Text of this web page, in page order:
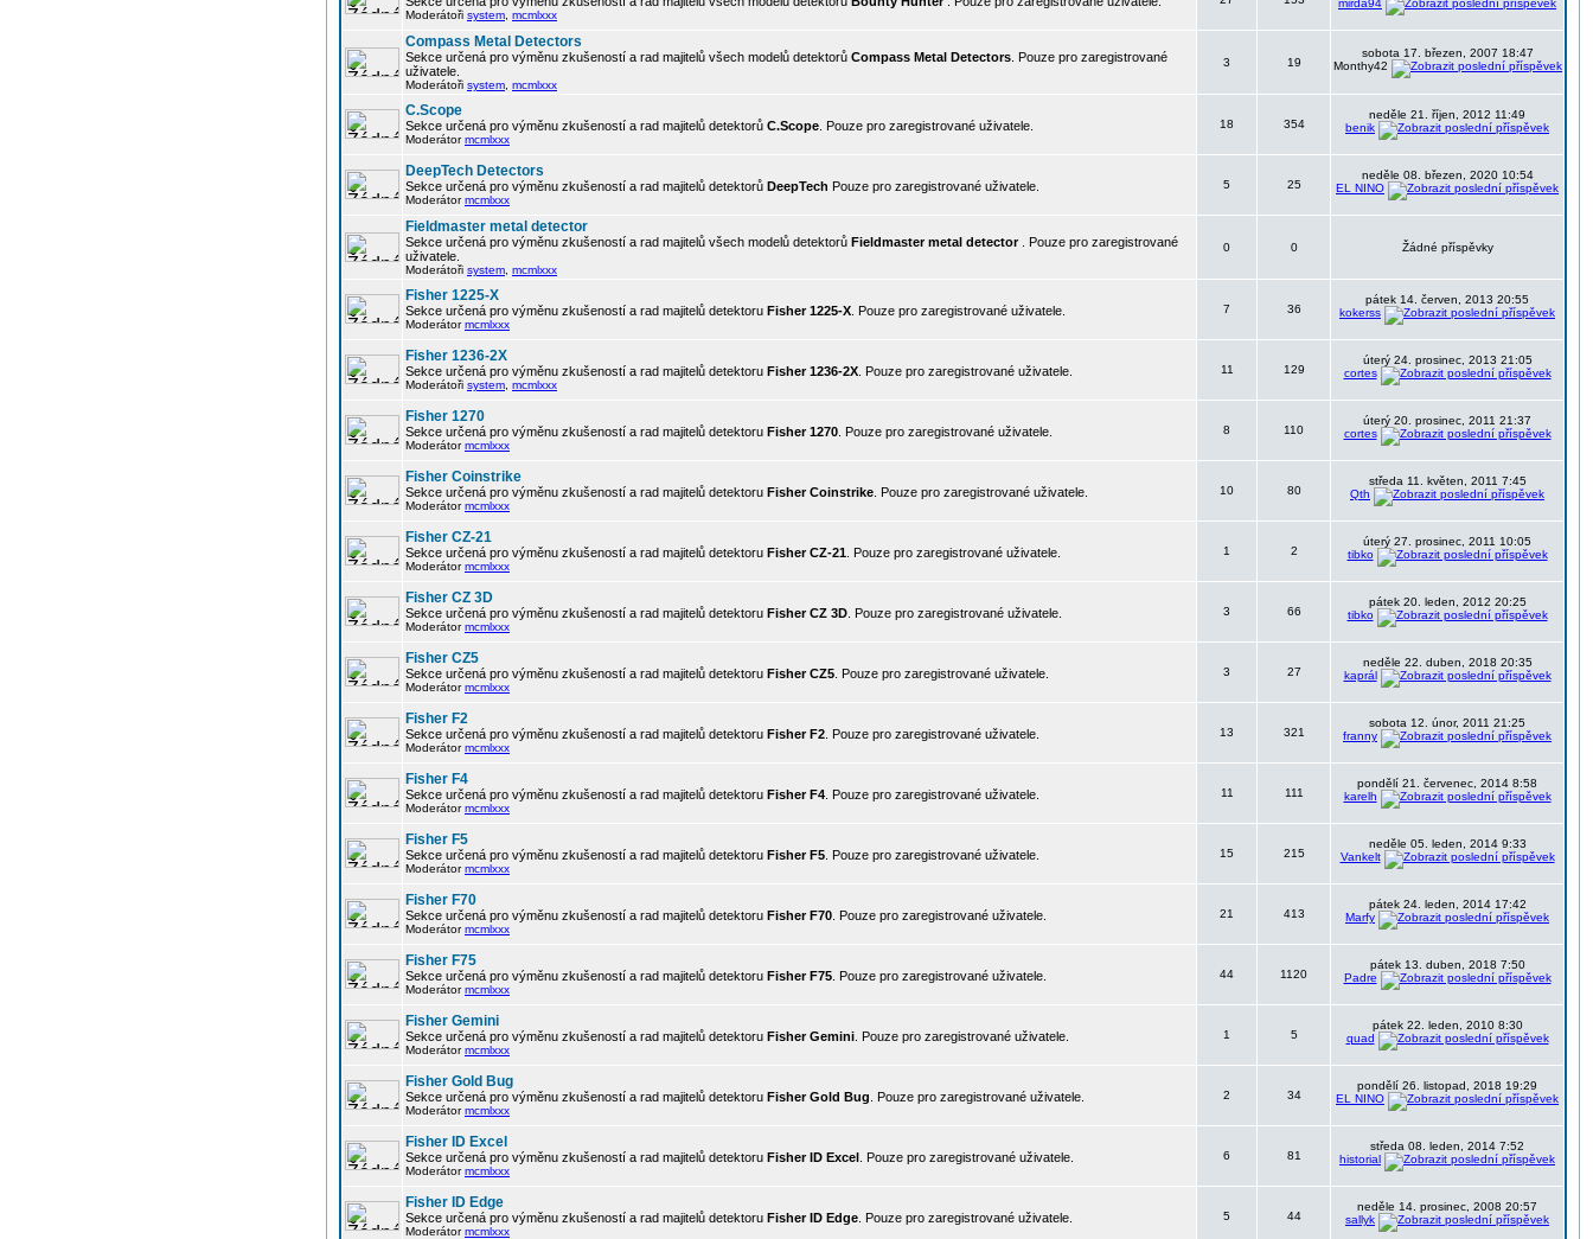
Moderátoři system mcmlxxx
mirda94
Compass Metal Detectors
Sekce určená pro výměnu zkušeností a rad majitelů všech modelů detektorů Compass Metal Detectors . Pouze pro zaregistrované
uživatele.
Moderátoři system mcmlxxx
3 19
sobota 17. březen, 2007 18:47
Monthy42
C.Scope
Sekce určená pro výměnu zkušeností a rad majitelů detektorů C.Scope . Pouze pro zaregistrované uživatele.
Moderátormcmlxxx
18 354
neděle 21. říjen, 2012 11:49
benik
DeepTech Detectors
Sekce určená pro výměnu zkušeností a rad majitelů detektorů DeepTech Pouze pro zaregistrované uživatele.
Moderátormcmlxxx
5 25
neděle 08. březen, 2020 10:54
EL NINO
Fieldmaster metal detector
Sekce určená pro výměnu zkušeností a rad majitelů všech modelů detektorů Fieldmaster metal detector. Pouze pro zaregistrované
uživatele.
Moderátoři system mcmlxxx
0 0 Žádné příspěvky
Fisher 1225-X
Sekce určená pro výměnu zkušeností a rad majitelů detektoru Fisher 1225-X . Pouze pro zaregistrované uživatele.
Moderátormcmlxxx
7 36
pátek 14. červen, 2013 20:55
kokerss
Fisher 1236-2X
Sekce určená pro výměnu zkušeností a rad majitelů detektoru Fisher 1236-2X . Pouze pro zaregistrované uživatele.
Moderátoři system mcmlxxx
11 129
úterý 24. prosinec, 2013 21:05
cortes
Fisher 1270
Sekce určená pro výměnu zkušeností a rad majitelů detektoru Fisher 1270 . Pouze pro zaregistrované uživatele.
Moderátormcmlxxx
8 110
úterý 20. prosinec, 2011 21:37
cortes
Fisher Coinstrike
Sekce určená pro výměnu zkušeností a rad majitelů detektoru Fisher Coinstrike . Pouze pro zaregistrované uživatele.
Moderátormcmlxxx
10 80
středa 11. květen, 2011 7:45
Qth
Fisher CZ-21
Sekce určená pro výměnu zkušeností a rad majitelů detektoru Fisher CZ-21 . Pouze pro zaregistrované uživatele.
Moderátormcmlxxx
1 2
úterý 27. prosinec, 2011 10:05
tibko
Fisher CZ 3D
Sekce určená pro výměnu zkušeností a rad majitelů detektoru Fisher CZ 3D . Pouze pro zaregistrované uživatele.
Moderátormcmlxxx
3 66
pátek 20. leden, 2012 20:25
tibko
Fisher CZ5
Sekce určená pro výměnu zkušeností a rad majitelů detektoru Fisher CZ5 . Pouze pro zaregistrované uživatele.
Moderátormcmlxxx
3 27
neděle 22. duben, 2018 20:35
kaprál
Fisher F2
Sekce určená pro výměnu zkušeností a rad majitelů detektoru Fisher F2 . Pouze pro zaregistrované uživatele.
Moderátormcmlxxx
13 321
sobota 12. únor, 2011 21:25
franny
Fisher F4
Sekce určená pro výměnu zkušeností a rad majitelů detektoru Fisher F4 . Pouze pro zaregistrované uživatele.
Moderátormcmlxxx
11 111
pondělí 21. červenec, 2014 8:58
karelh
Fisher F5
Sekce určená pro výměnu zkušeností a rad majitelů detektoru Fisher F5 . Pouze pro zaregistrované uživatele.
Moderátormcmlxxx
15 215
neděle 05. leden, 2014 9:33
Vankelt
Fisher F70
Sekce určená pro výměnu zkušeností a rad majitelů detektoru Fisher F70 . Pouze pro zaregistrované uživatele.
Moderátormcmlxxx
21 413
pátek 24. leden, 2014 17:42
Marfy
Fisher F75
Sekce určená pro výměnu zkušeností a rad majitelů detektoru Fisher F75 . Pouze pro zaregistrované uživatele.
Moderátormcmlxxx
44 1120
pátek 13. duben, 2018 7:50
Padre
Fisher Gemini
Sekce určená pro výměnu zkušeností a rad majitelů detektoru Fisher Gemini . Pouze pro zaregistrované uživatele.
Moderátormcmlxxx
1 5
pátek 22. leden, 2010 8:30
quad
Fisher Gold Bug
Sekce určená pro výměnu zkušeností a rad majitelů detektoru Fisher Gold Bug . Pouze pro zaregistrované uživatele.
Moderátormcmlxxx
2 34
pondělí 26. listopad, 2018 19:29
EL NINO
Fisher ID Excel
Sekce určená pro výměnu zkušeností a rad majitelů detektoru Fisher ID Excel . Pouze pro zaregistrované uživatele.
Moderátormcmlxxx
6 81
středa 08. leden, 2014 7:52
historial
Fisher ID Edge
Sekce určená pro výměnu zkušeností a rad majitelů detektoru Fisher ID Edge . Pouze pro zaregistrované uživatele.
Moderátormcmlxxx
5 44
neděle 14. prosinec, 2008 20:57
sallyk